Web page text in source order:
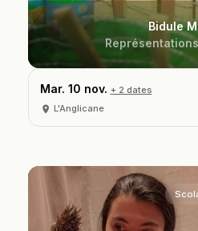
Bidule
Mar. 10 nov. + 2 dates
L'Anglicane